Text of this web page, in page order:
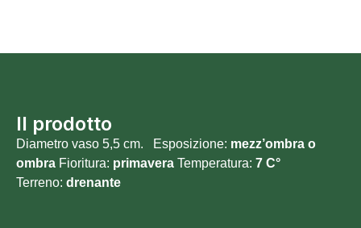
Il prodotto
Diametro vaso 5,5 cm. Esposizione: mezz’ombra o
ombra Fioritura: primavera Temperatura: 7 C°
Terreno: drenante